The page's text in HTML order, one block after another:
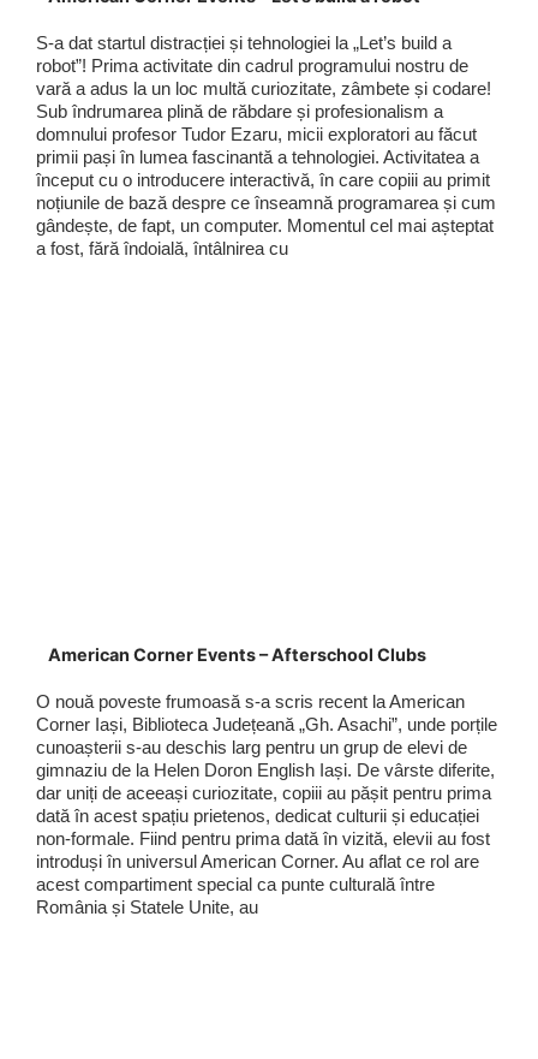
S-a dat startul distracției și tehnologiei la „Let’s build a
robot”! Prima activitate din cadrul programului nostru de
vară a adus la un loc multă curiozitate, zâmbete și codare!
Sub îndrumarea plină de răbdare și profesionalism a
domnului profesor Tudor Ezaru, micii exploratori au făcut
primii pași în lumea fascinantă a tehnologiei. Activitatea a
început cu o introducere interactivă, în care copiii au primit
noțiunile de bază despre ce înseamnă programarea și cum
gândește, de fapt, un computer. Momentul cel mai așteptat
a fost, fără îndoială, întâlnirea cu
American Corner Events – Afterschool Clubs
O nouă poveste frumoasă s-a scris recent la American
Corner Iași, Biblioteca Județeană „Gh. Asachi”, unde porțile
cunoașterii s-au deschis larg pentru un grup de elevi de
gimnaziu de la Helen Doron English Iași. De vârste diferite,
dar uniți de aceeași curiozitate, copiii au pășit pentru prima
dată în acest spațiu prietenos, dedicat culturii și educației
non-formale. Fiind pentru prima dată în vizită, elevii au fost
introduși în universul American Corner. Au aflat ce rol are
acest compartiment special ca punte culturală între
România și Statele Unite, au